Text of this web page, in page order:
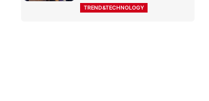
TREND&TECHNOLOGY